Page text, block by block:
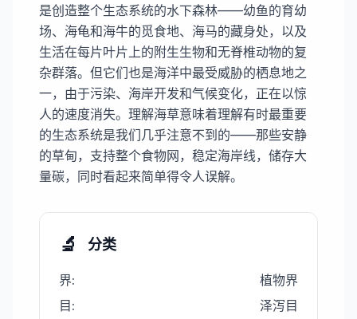
是创造整个生态系统的水下森林——幼鱼的育幼
场、海龟和海牛的觅食地、海马的藏身处，以及
生活在每片叶片上的附生生物和无脊椎动物的复
杂群落。但它们也是海洋中最受威胁的栖息地之
一，由于污染、海岸开发和气候变化，正在以惊
人的速度消失。理解海草意味着理解有时最重要
的生态系统是我们几乎注意不到的——那些安静
的草甸，支持整个食物网，稳定海岸线，储存大
量碳，同时看起来简单得令人误解。
🔬 分类
界:
植物界
目 : 泽泻目